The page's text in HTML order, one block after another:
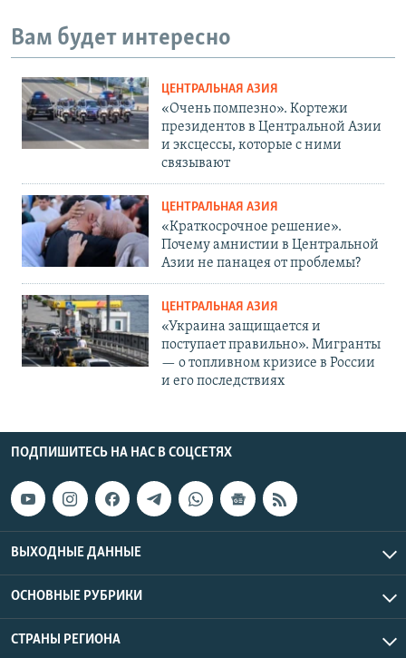
Вам будет интересно
ЦЕНТРАЛЬНАЯ АЗИЯ
«Очень помпезно». Кортежи
президентов в Центральной Азии
и эксцессы, которые с ними
связывают
ЦЕНТРАЛЬНАЯ АЗИЯ
«Краткосрочное решение».
Почему амнистии в Центральной
Азии не панацея от проблемы?
ЦЕНТРАЛЬНАЯ АЗИЯ
«Украина защищается и
поступает правильно». Мигранты
— о топливном кризисе в России
и его последствиях
ПОДПИШИТЕСЬ НА НАС В СОЦСЕТЯХ
ВЫХОДНЫЕ ДАННЫЕ
ОСНОВНЫЕ РУБРИКИ
СТРАНЫ РЕГИОНА